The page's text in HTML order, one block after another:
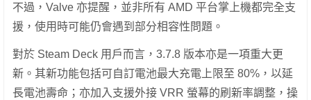
不過，Valve 亦提醒，並非所有 AMD 平台掌上機都完全支
援，使用時可能仍會遇到部分相容性問題。
對於 Steam Deck 用戶而言，3.7.8 版本亦是一項重大更
新。其新功能包括可自訂電池最大充電上限至 80%，以延
長電池壽命；亦加入支援外接 VRR 螢幕的刷新率調整，操